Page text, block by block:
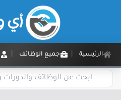
الرئيسية جميع الوظائف